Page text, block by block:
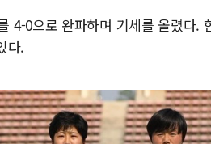
4-0으로 완파하며 기세를 올렸다.
다.